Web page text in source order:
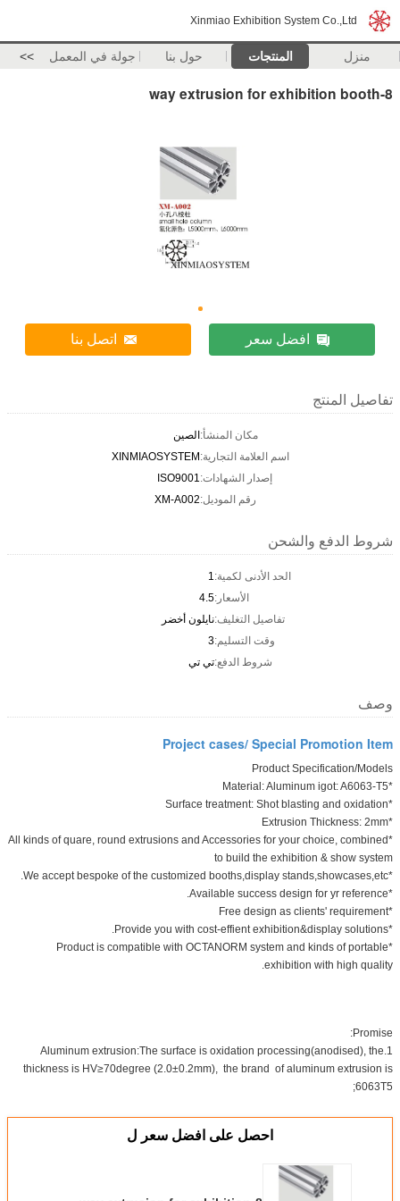
Xinmiao Exhibition System Co.,Ltd
منزل المنتجات حول بنا جولة في المعمل >>
8-way extrusion for exhibition booth
افضل سعر اتصل بنا
تفاصيل المنتج
مكان المنشأ:الصين
اسم العلامة التجارية:XINMIAOSYSTEM
إصدار الشهادات:ISO9001
رقم الموديل:XM-A002
شروط الدفع والشحن
الحد الأدنى لكمية:1
الأسعار:4.5
تفاصيل التغليف:نايلون أخضر
وقت التسليم:3
شروط الدفع:تي تي
وصف
Project cases/ Special Promotion Item
Product Specification/Models
*Material: Aluminum igot: A6063-T5
*Surface treatment: Shot blasting and oxidation
*Extrusion Thickness: 2mm
*All kinds of quare, round extrusions and Accessories for your choice, combined
to build the exhibition & show system
*We accept bespoke of the customized booths,display stands,showcases,etc.
*Available success design for yr reference.
*Free design as clients' requirement
*Provide you with cost-effient exhibition&display solutions.
*Product is compatible with OCTANORM system and kinds of portable
exhibition with high quality.
Promise:
1.Aluminum extrusion:The surface is oxidation processing(anodised), the
thickness is HV≥70degree (2.0±0.2mm), the brand of aluminum extrusion is
6063T5;
احصل على افضل سعر ل